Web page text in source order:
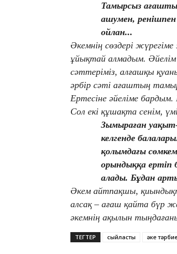
Тамырсыз
ашумен,
ойлан...
Әкемнің сөздері
ұйықтай алмадым. Әйелім
сәттеріміз, алғашқы
әрбір сәті ағаштың
Ертесіне әйеліме
Сол екі құшақта сенім,
Зымыраған
келгенде
қолымдағы
орындыққа
алады. Бұдан
Әкем айтпақшы,
алсақ – ағаш қайта бүр
әкемнің ақылын
ТЕГТЕР сыйластық әке